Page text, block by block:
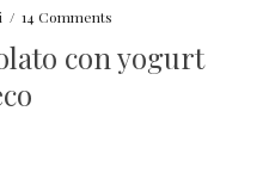
/ 14 Comments
con yogurt